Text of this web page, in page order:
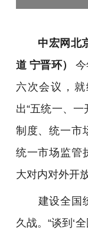
中宏网北
道 宁晋环）
六次会议，
出“五统一、
制度、统一市
统一市场监管
大对内对外开放
建设全国
久战。“谈到‘